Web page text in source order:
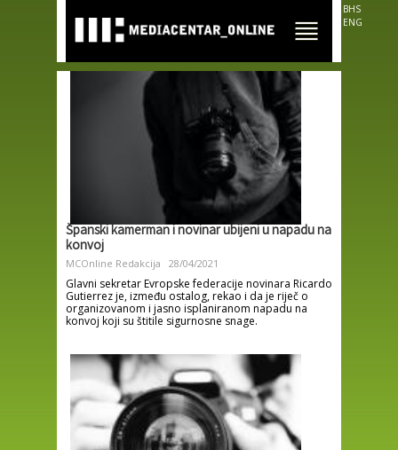
main
content
BHS
ENG
Španski kamerman i novinar ubijeni u napadu na
konvoj
MCOnline Redakcija 28/04/2021
Glavni sekretar Evropske federacije novinara Ricardo
Gutierrez je, između ostalog, rekao i da je riječ o
organizovanom i jasno isplaniranom napadu na
konvoj koji su štitile sigurnosne snage.